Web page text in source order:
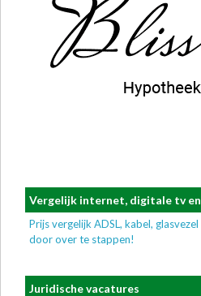
Vergelijk internet, digitale tv
Prijs vergelijk ADSL, kabel,
door over te stappen!
Juridische vacatures